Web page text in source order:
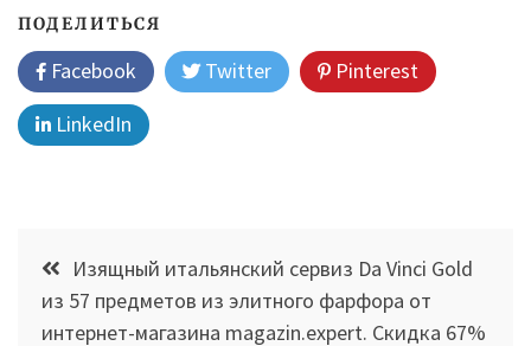
ПОДЕЛИТЬСЯ
Facebook Twitter
Pinterest
LinkedIn
Навигация
по
Изящный итальянский сервиз Da Vinci Gold
из 57 предметов из элитного фарфора от
интернет-магазина magazin.expert. Скидка 67%